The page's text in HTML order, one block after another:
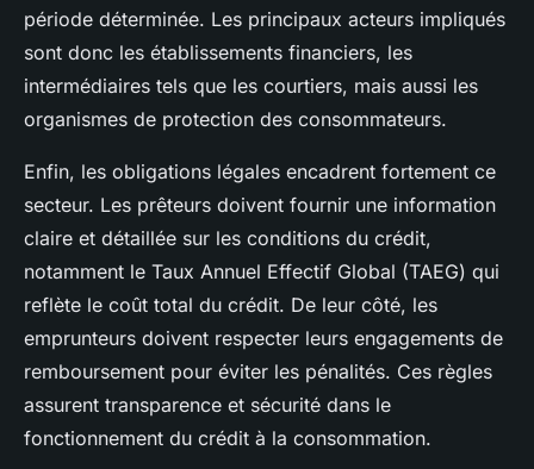
période déterminée. Les principaux acteurs impliqués
sont donc les établissements financiers, les
intermédiaires tels que les courtiers, mais aussi les
organismes de protection des consommateurs.
Enfin, les obligations légales encadrent fortement ce
secteur. Les prêteurs doivent fournir une information
claire et détaillée sur les conditions du crédit,
notamment le Taux Annuel Effectif Global (TAEG) qui
reflète le coût total du crédit. De leur côté, les
emprunteurs doivent respecter leurs engagements de
remboursement pour éviter les pénalités. Ces règles
assurent transparence et sécurité dans le
fonctionnement du crédit à la consommation.